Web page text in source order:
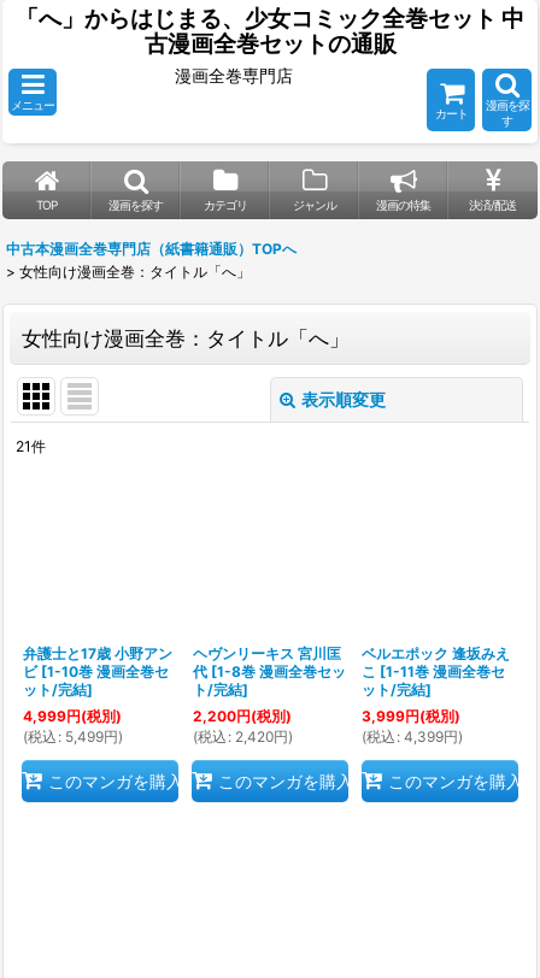
「へ」からはじまる、少女コミック全巻セット 中
古漫画全巻セットの通販
メニュー
漫画全巻専門店
カート
漫画を探
す
TOP 漫画を探す カテゴリ ジャンル 漫画の特集 決済/配送
中古本漫画全巻専門店（紙書籍通販）TOPへ
> 女性向け漫画全巻：タイトル「へ」
女性向け漫画全巻：タイトル「へ」
表示順変更
21件
弁護士と17歳 小野アン
ビ [1-10巻 漫画全巻セ
ット/完結]
4,999円(税別)
(税込 : 5,499円)
このマンガを購入
ヘヴンリーキス 宮川匡
代 [1-8巻 漫画全巻セッ
ト/完結]
2,200円(税別)
(税込 : 2,420円)
このマンガを購入
ベルエポック 逢坂みえ
こ [1-11巻 漫画全巻セ
ット/完結]
3,999円(税別)
(税込 : 4,399円)
このマンガを購入